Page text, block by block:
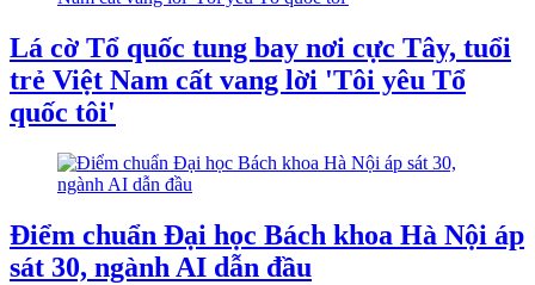
Lá cờ Tổ quốc tung bay nơi cực Tây, tuổi
trẻ Việt Nam cất vang lời 'Tôi yêu Tổ
quốc tôi'
Điểm chuẩn Đại học Bách khoa Hà Nội áp
sát 30, ngành AI dẫn đầu